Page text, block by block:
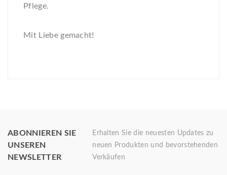
Pflege.
Mit Liebe gemacht!
ABONNIEREN SIE
UNSEREN
NEWSLETTER
Erhalten Sie die neuesten Updates zu
neuen Produkten und bevorstehenden
Verkäufen